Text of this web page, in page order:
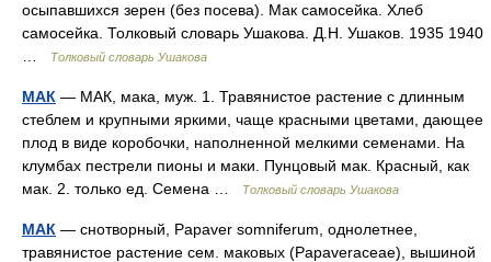
осыпавшихся зерен (без посева). Мак самосейка. Хлеб
самосейка. Толковый словарь Ушакова. Д.Н. Ушаков. 1935 1940
Толковый словарь Ушакова
МАК — МАК, мака, муж. 1. Травянистое растение с длинным
стеблем и крупными яркими, чаще красными цветами, дающее
плод в виде коробочки, наполненной мелкими семенами. На
клумбах пестрели пионы и маки. Пунцовый мак. Красный, как
мак. 2. только ед. Семена …
Толковый словарь Ушакова
МАК — снотворный, Papaver somniferum, однолетнее,
травянистое растение сем. маковых (Papaveraceae), вышиной